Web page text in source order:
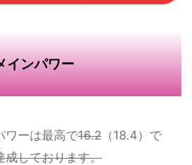
インパワー
ワーは最高で16.2 （18.4）で
成しております。